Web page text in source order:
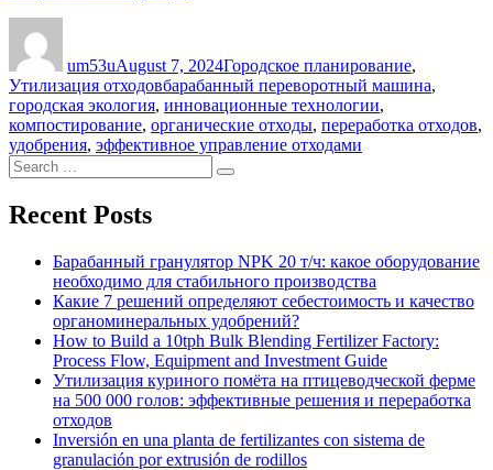
um53uAugust 7, 2024Городское планирование,
Утилизация отходовTags
барабанный переворотный машина,
городская экология, инновационные технологии,
компостирование, органические отходы, переработка отходов,
удобрения, эффективное управление отходами
Search
for:
Search
Recent Posts
Барабанный гранулятор NPK 20 т/ч: какое оборудование
необходимо для стабильного производства
Какие 7 решений определяют себестоимость и качество
органоминеральных удобрений?
How to Build a 10tph Bulk Blending Fertilizer Factory:
Process Flow, Equipment and Investment Guide
Утилизация куриного помёта на птицеводческой ферме
на 500 000 голов: эффективные решения и переработка
отходов
Inversión en una planta de fertilizantes con sistema de
granulación por extrusión de rodillos